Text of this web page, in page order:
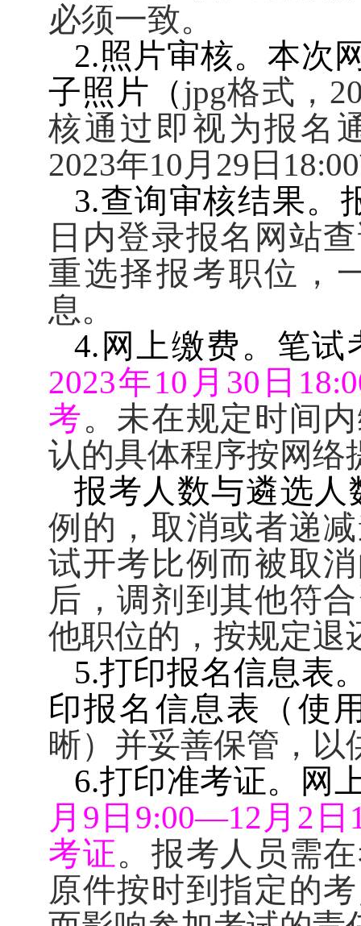
必须一致。
2.照片审核。本次
子照片（jpg格式，
核通过即视为报名
2023年10月 29 日 18:00
3.查询审核结果。
日内登录报名网站
重选择报考职位，
息。
4. 网上缴费。笔试
2023年10 月 30 日
考。未在规定时间
认的具体程序按网络
报考人数与遴选人
例的，取消或者递
试开考比例而被取
后，调剂到其他符
他职位的，按规定退
5.打印报名信息表
印报名信息表（使
晰）并妥善保管，以
6.打印准考证。网
月 9 日 9:00—12 月 2 日
考证。报考人员需
原件按时到指定的